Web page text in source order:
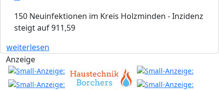
150 Neuinfektionen im Kreis Holzminden - Inzidenz
steigt auf 911,59
weiterlesen
Anzeige